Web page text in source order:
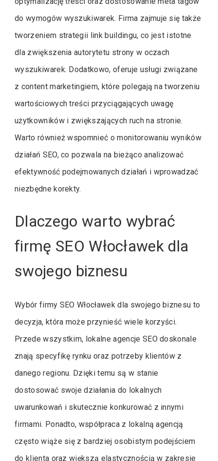
do wymogów wyszukiwarek. Firma zajmuje się także
tworzeniem strategii link buildingu, co jest istotne
dla zwiększenia autorytetu strony w oczach
wyszukiwarek. Dodatkowo, oferuje usługi związane
z content marketingiem, które polegają na tworzeniu
wartościowych treści przyciągających uwagę
użytkowników i zwiększających ruch na stronie.
Warto również wspomnieć o monitorowaniu wyników
działań SEO, co pozwala na bieżąco analizować
efektywność podejmowanych działań i wprowadzać
niezbędne korekty.
Dlaczego warto wybrać
firmę SEO Włocławek dla
swojego biznesu
Wybór firmy SEO Włocławek dla swojego biznesu to
decyzja, która może przynieść wiele korzyści.
Przede wszystkim, lokalne agencje SEO doskonale
znają specyfikę rynku oraz potrzeby klientów z
danego regionu. Dzięki temu są w stanie
dostosować swoje działania do lokalnych
uwarunkowań i skutecznie konkurować z innymi
firmami. Ponadto, współpraca z lokalną agencją
często wiąże się z bardziej osobistym podejściem
do klienta oraz większą elastycznością w zakresie